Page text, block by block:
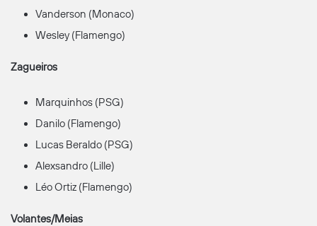
Vanderson (Monaco)
Wesley (Flamengo)
Zagueiros
Marquinhos (PSG)
Danilo (Flamengo)
Lucas Beraldo (PSG)
Alexsandro (Lille)
Léo Ortiz (Flamengo)
Volantes/Meias